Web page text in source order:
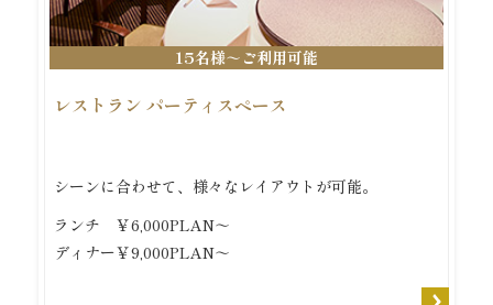
15名様～ご利用可能
レストラン パーティスペース
シーンに合わせて、様々なレイアウトが可能。
ランチ ￥6,000PLAN～
ディナー￥9,000PLAN～